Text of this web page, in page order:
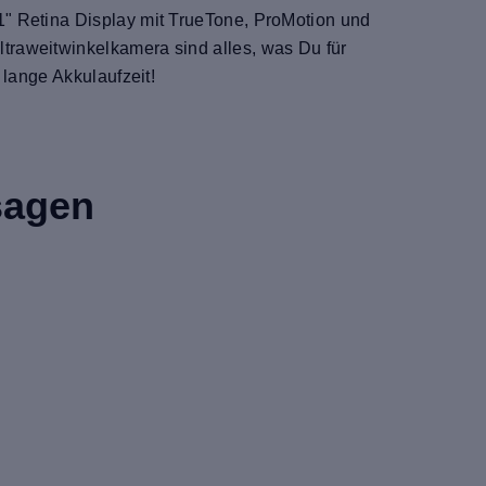
Retina Display mit TrueTone, ProMotion und
sind alles, was Du für
Akkulaufzeit!